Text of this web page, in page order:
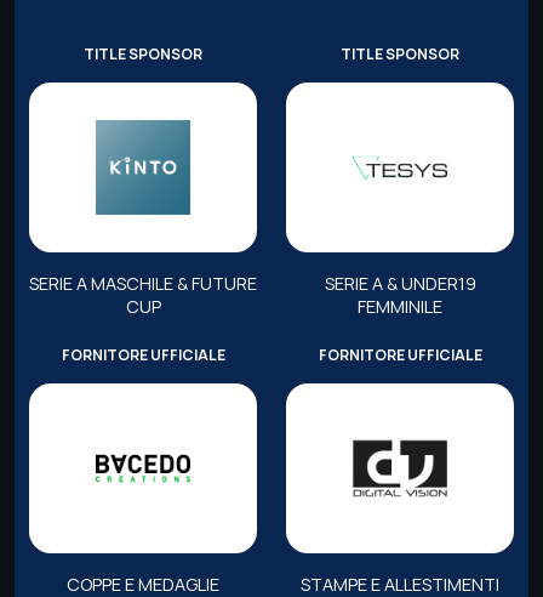
TITLE SPONSOR
SERIE A MASCHILE & FUTURE
CUP
TITLE SPONSOR
SERIE A & UNDER19
FEMMINILE
FORNITORE UFFICIALE
COPPE E MEDAGLIE
FORNITORE UFFICIALE
STAMPE E ALLESTIMENTI